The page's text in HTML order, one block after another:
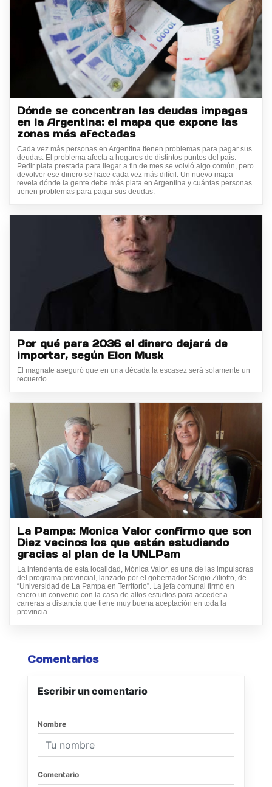
Dónde se concentran las deudas impagas
en la Argentina: el mapa que expone las
zonas más afectadas
Cada vez más personas en Argentina tienen problemas para pagar sus
deudas. El problema afecta a hogares de distintos puntos del país.
Pedir plata prestada para llegar a fin de mes se volvió algo común, pero
devolver ese dinero se hace cada vez más difícil. Un nuevo mapa
revela dónde la gente debe más plata en Argentina y cuántas personas
tienen problemas para pagar sus deudas.
Por qué para 2036 el dinero dejará de
importar, según Elon Musk
El magnate aseguró que en una década la escasez será solamente un
recuerdo.
La Pampa: Monica Valor confirmo que son
Diez vecinos los que están estudiando
gracias al plan de la UNLPam
La intendenta de esta localidad, Mónica Valor, es una de las impulsoras
del programa provincial, lanzado por el gobernador Sergio Ziliotto, de
“Universidad de La Pampa en Territorio”. La jefa comunal firmó en
enero un convenio con la casa de altos estudios para acceder a
carreras a distancia que tiene muy buena aceptación en toda la
provincia.
Comentarios
Escribir un comentario
Nombre
Comentario